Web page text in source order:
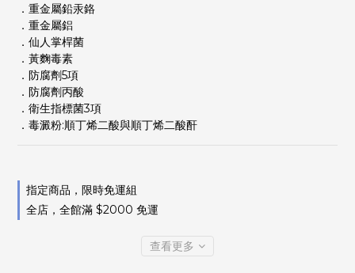
．重金屬鉛汞鉻
．重金屬鋁
．仙人掌桿菌
．黃麴毒素
．防腐劑5項
．防腐劑丙酸
．衛生指標菌3項
．毒澱粉:順丁烯二酸與順丁烯二酸酐
指定商品，限時免運組
全店，全館滿 $2000 免運
查看更多